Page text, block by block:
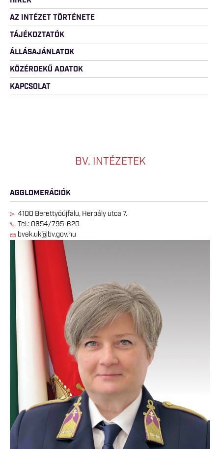
AZ INTÉZET TÖRTÉNETE
TÁJÉKOZTATÓK
ÁLLÁSAJÁNLATOK
KÖZÉRDEKŰ ADATOK
KAPCSOLAT
BV. INTÉZETEK
AGGLOMERÁCIÓK
4100 Berettyóújfalu, Herpály utca 7.
Tel.: 0654/795-620
bvek.uk@bv.gov.hu